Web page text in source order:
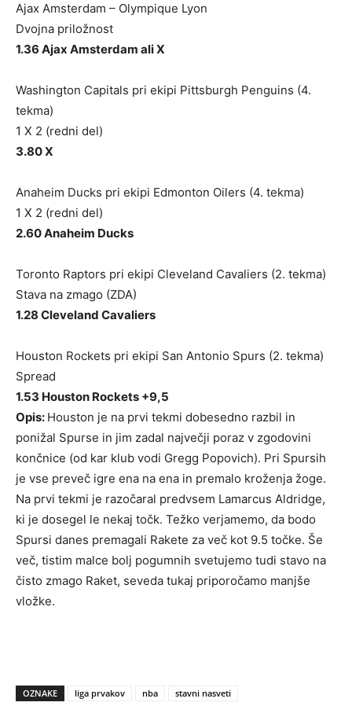
Ajax Amsterdam – Olympique Lyon
Dvojna priložnost
1.36 Ajax Amsterdam ali X
Washington Capitals pri ekipi Pittsburgh Penguins (4.
tekma)
1 X 2 (redni del)
3.80 X
Anaheim Ducks pri ekipi Edmonton Oilers (4. tekma)
1 X 2 (redni del)
2.60 Anaheim Ducks
Toronto Raptors pri ekipi Cleveland Cavaliers (2. tekma)
Stava na zmago (ZDA)
1.28 Cleveland Cavaliers
Houston Rockets pri ekipi San Antonio Spurs (2. tekma)
Spread
1.53 Houston Rockets +9,5
Opis: Houston je na prvi tekmi dobesedno razbil in
ponižal Spurse in jim zadal največji poraz v zgodovini
končnice (od kar klub vodi Gregg Popovich). Pri Spursih
je vse preveč igre ena na ena in premalo kroženja žoge.
Na prvi tekmi je razočaral predvsem Lamarcus Aldridge,
ki je dosegel le nekaj točk. Težko verjamemo, da bodo
Spursi danes premagali Rakete za več kot 9.5 točke. Še
več, tistim malce bolj pogumnih svetujemo tudi stavo na
čisto zmago Raket, seveda tukaj priporočamo manjše
vložke.
OZNAKE liga prvakov nba stavni nasveti